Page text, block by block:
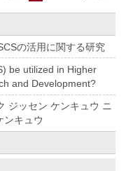
の活用に関する研究
be utilized in Higher
and Development?
ジッセン ケンキュウ ニ
ンキュウ